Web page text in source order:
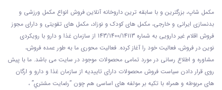
مکمل شاپ، بزرگترین و با سابقه ترین داروخانه آنلاین فروش انواع مکمل ورزشی و
بدنسازی ایرانی و خارجی، مکمل های کودک و نوزاد، مکمل های تقویتی و دارای مجوز
فروش اقلام غیر دارویی به شماره 143/1400/14113 از
سازمان غذا و دارو با رويکردی
نوين در فروش، فعاليت خود را آغاز کرده. فعاليت محوری ما به طور عمده فروش،
مشاوره و اطلاع رسانی در مورد تمامی محصولات موجود در سایت می باشد. ما با پيش
روی قرار دادن سياست فروش محصولات دارای تاييديه از سازمان غذا و دارو و ارگان
های مربوطه و همراه با تکيه بر مولفه های اساسی هم چون “رضايت مشتري” ،